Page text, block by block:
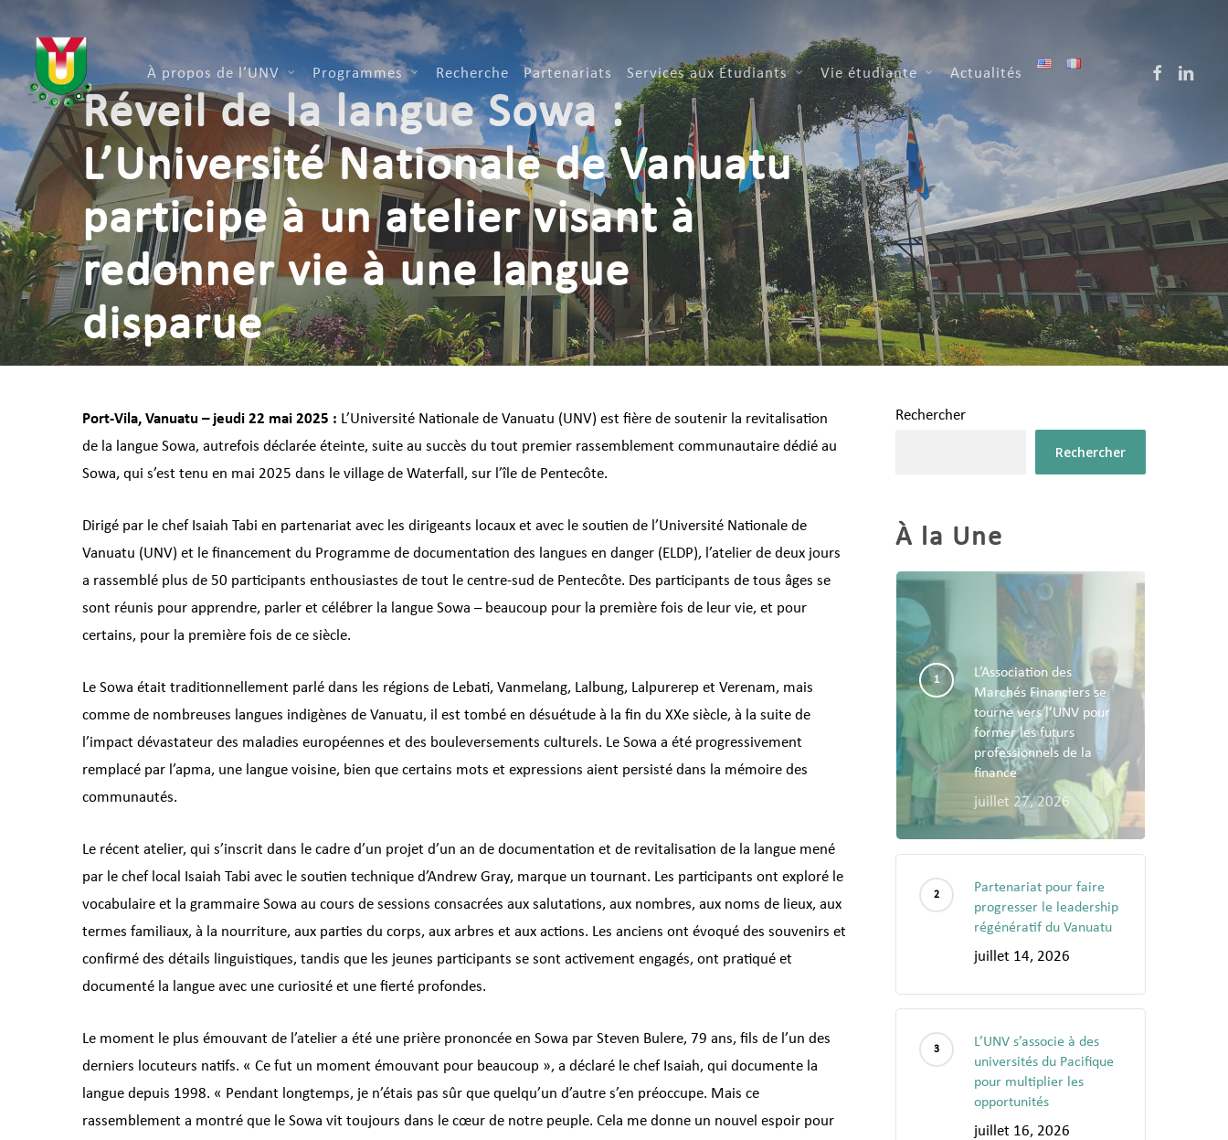
to
content
À propos de l’UNV Programmes Recherche Partenariats Services aux Étudiants Vie étudiante Actualités facebook
linkedin
Réveil de la langue Sowa :
L’Université Nationale de Vanuatu
participe à un atelier visant à
redonner vie à une langue
disparue
Port-Vila, Vanuatu – jeudi 22 mai 2025 : L’Université Nationale de Vanuatu (UNV) est fière de soutenir la revitalisation
de la langue Sowa, autrefois déclarée éteinte, suite au succès du tout premier rassemblement communautaire dédié au
Sowa, qui s’est tenu en mai 2025 dans le village de Waterfall, sur l’île de Pentecôte.
Dirigé par le chef Isaiah Tabi en partenariat avec les dirigeants locaux et avec le soutien de l’Université Nationale de
Vanuatu (UNV) et le financement du Programme de documentation des langues en danger (ELDP), l’atelier de deux jours
a rassemblé plus de 50 participants enthousiastes de tout le centre-sud de Pentecôte. Des participants de tous âges se
sont réunis pour apprendre, parler et célébrer la langue Sowa – beaucoup pour la première fois de leur vie, et pour
certains, pour la première fois de ce siècle.
Le Sowa était traditionnellement parlé dans les régions de Lebati, Vanmelang, Lalbung, Lalpurerep et Verenam, mais
comme de nombreuses langues indigènes de Vanuatu, il est tombé en désuétude à la fin du XXe siècle, à la suite de
l’impact dévastateur des maladies européennes et des bouleversements culturels. Le Sowa a été progressivement
remplacé par l’apma, une langue voisine, bien que certains mots et expressions aient persisté dans la mémoire des
communautés.
Le récent atelier, qui s’inscrit dans le cadre d’un projet d’un an de documentation et de revitalisation de la langue mené
par le chef local Isaiah Tabi avec le soutien technique d’Andrew Gray, marque un tournant. Les participants ont exploré le
vocabulaire et la grammaire Sowa au cours de sessions consacrées aux salutations, aux nombres, aux noms de lieux, aux
termes familiaux, à la nourriture, aux parties du corps, aux arbres et aux actions. Les anciens ont évoqué des souvenirs et
confirmé des détails linguistiques, tandis que les jeunes participants se sont activement engagés, ont pratiqué et
documenté la langue avec une curiosité et une fierté profondes.
Le moment le plus émouvant de l’atelier a été une prière prononcée en Sowa par Steven Bulere, 79 ans, fils de l’un des
derniers locuteurs natifs. « Ce fut un moment émouvant pour beaucoup », a déclaré le chef Isaiah, qui documente la
langue depuis 1998. « Pendant longtemps, je n’étais pas sûr que quelqu’un d’autre s’en préoccupe. Mais ce
rassemblement a montré que le Sowa vit toujours dans le cœur de notre peuple. Cela me donne un nouvel espoir pour
Rechercher
Rechercher
À la Une
L’Association des
Marchés Financiers se
tourne vers l’UNV pour
former les futurs
professionnels de la
finance
juillet 27, 2026
Partenariat pour faire
progresser le leadership
régénératif du Vanuatu
juillet 14, 2026
L’UNV s’associe à des
universités du Pacifique
pour multiplier les
opportunités
juillet 16, 2026